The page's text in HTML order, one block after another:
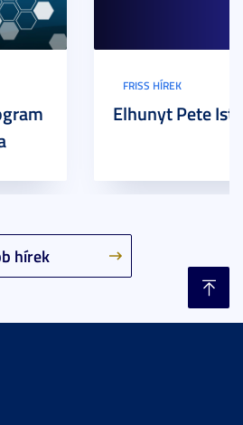
hírek
FRISS HÍREK
Elhunyt Pete